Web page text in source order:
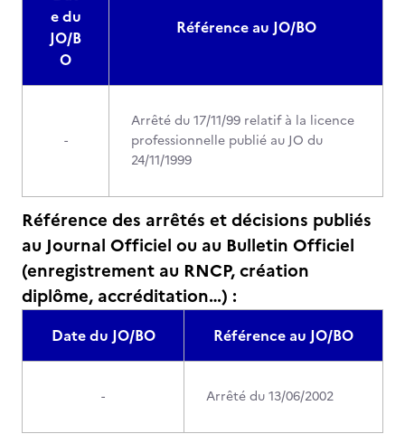
e du
JO/B
O
Référence au JO/BO
-
Arrêté du 17/11/99 relatif à la licence
professionnelle publié au JO du
24/11/1999
Référence des arrêtés et décisions publiés
au Journal Officiel ou au Bulletin Officiel
(enregistrement au RNCP, création
diplôme, accréditation…) :
Date du JO/BO Référence au JO/BO
- Arrêté du 13/06/2002